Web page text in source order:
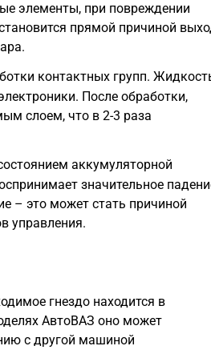
элементы, при повреждении
прямой причиной
контактных групп.
После обработки,
слоем, что в 2-3 раза
аккумуляторной
значительное
– это может стать причиной
управления.
гнездо находится в
АвтоВАЗ оно может
с другой машиной